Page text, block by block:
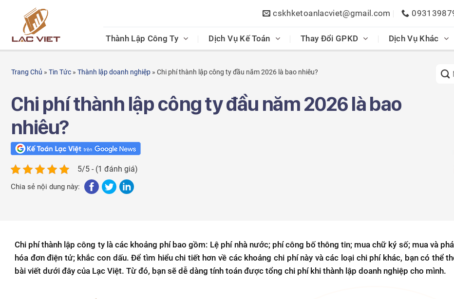
content
cskhketoanlacviet@gmail.com
Thành Lập Công Ty Dịch Vụ Kế Toán Thay Đổi GPKD Dịch Vụ Khác
for:
Trang Chủ » Tin Tức » Thành lập doanh nghiệp » Chi phí thành lập công ty đầu năm 2026 là bao nhiêu?
Chi phí thành lập công ty đầu năm 2026 là bao
nhiêu?
5/5 - (1 đánh giá)
Chia sẻ nội dung này:
Chi phí thành lập công ty là các khoảng phí bao gồm: Lệ phí nhà nước; phí công bố thông tin; mua chữ ký số; mua và
hóa đơn điện tử; khắc con dấu. Để tìm hiểu chi tiết hơn về các khoảng chi phí này và các loại chi phí khác, bạn có thể
bài viết dưới đây của Lạc Việt. Từ đó, bạn sẽ dễ dàng tính toán được tổng chi phí khi thành lập doanh nghiệp cho mình.